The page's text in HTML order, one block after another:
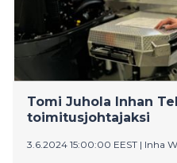
Tomi Juhola Inhan
toimitusjohtajaksi
3.6.2024 15:00:00 EEST | Inha